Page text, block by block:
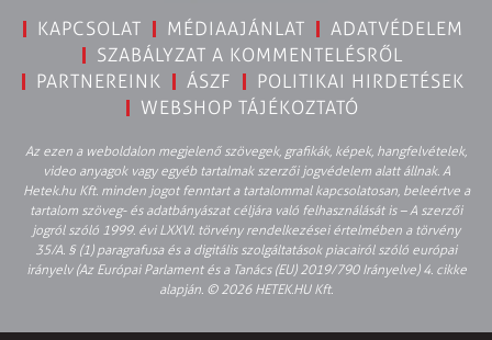
KAPCSOLAT MÉDIAAJÁNLAT
ADATVÉDELEM
SZABÁLYZAT A KOMMENTELÉSRŐL
PARTNEREINK
ÁSZF
POLITIKAI HIRDETÉSEK
WEBSHOP TÁJÉKOZTATÓ
Az ezen a weboldalon megjelenő szövegek, grafikák, képek, hangfelvételek,
video anyagok vagy egyéb tartalmak szerzői jogvédelem alatt állnak. A
Hetek.hu Kft. minden jogot fenntart a tartalommal kapcsolatosan, beleértve a
tartalom szöveg- és adatbányászat céljára való felhasználását is – A szerzői
jogról szóló 1999. évi LXXVI. törvény rendelkezései értelmében a törvény
35/A. § (1) paragrafusa és a digitális szolgáltatások piacairól szóló európai
irányelv (Az Európai Parlament és a Tanács (EU) 2019/790 Irányelve) 4. cikke
alapján. © 2026 HETEK.HU Kft.